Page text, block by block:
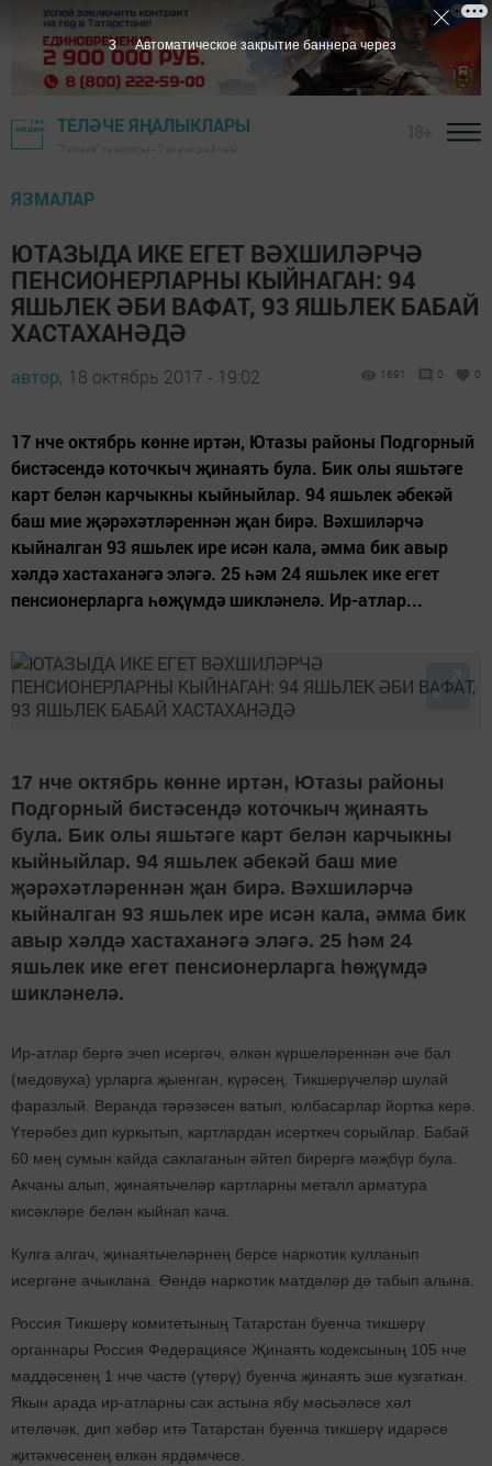
ТЕЛӘЧЕ ЯҢАЛЫКЛАРЫ
ЯЗМАЛАР
ЮТАЗЫДА ИКЕ ЕГЕТ ВӘХШИЛӘРЧӘ
ПЕНСИОНЕРЛАРНЫ КЫЙНАГАН: 94
ЯШЬЛЕК ӘБИ ВАФАТ, 93 ЯШЬЛЕК БАБАЙ
ХАСТАХАНӘДӘ
автор, 18 октябрь 2017 - 19:02 1691 0 0
17 нче октябрь көнне иртән, Ютазы районы Подгорный
бистәсендә коточкыч җинаять була. Бик олы яшьтәге
карт белән карчыкны кыйныйлар. 94 яшьлек әбекәй
баш мие җәрәхәтләреннән җан бирә. Вәхшиләрчә
кыйналган 93 яшьлек ире исән кала, әмма бик авыр
хәлдә хастаханәгә эләгә. 25 һәм 24 яшьлек ике егет
пенсионерларга һөҗүмдә шикләнелә. Ир-атлар...
17 нче октябрь көнне иртән, Ютазы районы
Подгорный бистәсендә коточкыч җинаять
була. Бик олы яшьтәге карт белән карчыкны
кыйныйлар. 94 яшьлек әбекәй баш мие
җәрәхәтләреннән җан бирә. Вәхшиләрчә
кыйналган 93 яшьлек ире исән кала, әмма бик
авыр хәлдә хастаханәгә эләгә. 25 һәм 24
яшьлек ике егет пенсионерларга һөҗүмдә
шикләнелә.
Ир-атлар бергә эчеп исергәч, өлкән күршеләреннән әче бал
(медовуха) урларга җыенган, күрәсең. Тикшерүчеләр шулай
фаразлый. Веранда тәрәзәсен ватып, юлбасарлар йортка керә.
Үтерәбез дип куркытып, картлардан исерткеч сорыйлар. Бабай
60 мең сумын кайда саклаганын әйтеп бирергә мәҗбүр була.
Акчаны алып, җинаятьчеләр картларны металл арматура
кисәкләре белән кыйнап кача.
Кулга алгач, җинаятьчеләрнең берсе наркотик кулланып
исергәне ачыклана. Өендә наркотик матдәләр дә табып алына.
Россия Тикшерү комитетының Татарстан буенча тикшерү
органнары Россия Федерациясе Җинаять кодексының 105 нче
маддәсенең 1 нче часте (үтерү) буенча җинаять эше кузгаткан.
Якын арада ир-атларны сак астына ябу мәсьәләсе хәл
ителәчәк, дип хәбәр итә Татарстан буенча тикшерү идарәсе
җитәкчесенең өлкән ярдәмчесе.
2 Автоматическое закрытие баннера через